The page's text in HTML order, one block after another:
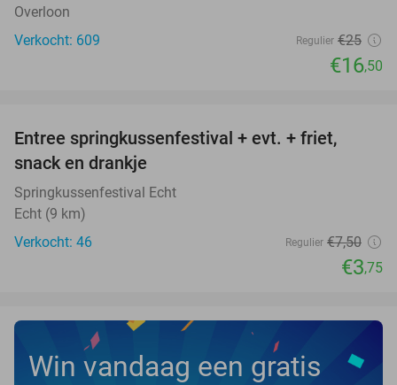
Overloon
Verkocht: 609
Regulier €25
€16,50
TODAY
Entree springkussenfestival + evt. + friet,
snack en drankje
Springkussenfestival Echt
Echt (9 km)
Verkocht: 46
Regulier €7,50
€3,75
Win vandaag een gratis